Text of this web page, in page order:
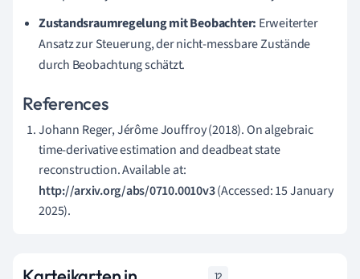
Zustandsraumregelung mit Beobachter: Erweiterter
Ansatz zur Steuerung, der nicht-messbare Zustände
durch Beobachtung schätzt.
References
Johann Reger, Jérôme Jouffroy (2018). On algebraic
time-derivative estimation and deadbeat state
reconstruction. Available at:
http://arxiv.org/abs/0710.0010v3(Accessed: 15 January
2025).
12